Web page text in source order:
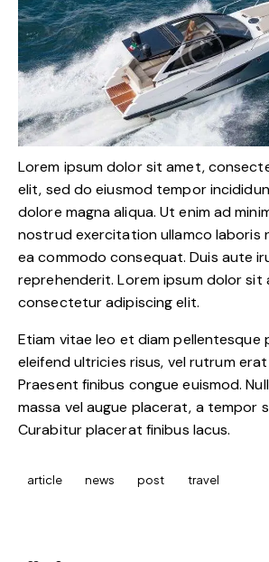
Lorem ipsum dolor sit amet,
elit, sed do eiusmod tempor
dolore magna aliqua. Ut enim ad
nostrud exercitation ullamco laboris
ea commodo consequat. Duis aute
reprehenderit. Lorem ipsum dolor sit
consectetur adipiscing elit.
Etiam vitae leo et diam pellentesque
eleifend ultricies risus, vel rutrum
Praesent finibus congue euismod.
massa vel augue placerat, a tempor
Curabitur placerat finibus lacus.
article news post travel